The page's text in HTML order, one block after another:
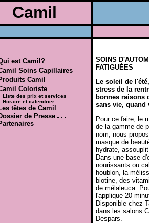
Camil
est Camil?
Soins Capillaires
Camil
Coloriste
Liste des prix et services
Horaire et calendrier
têtes de Camil
de Presse
SOINS
FATIGUÉES
Le soleil de
stress de la
bonnes raisons
sans vie, quand
Pour ce faire, le
de la gamme de
nom, nous
masque de
hydrate,
Dans une base
nourissants ou
houblon, la
biotine, des
de mélaleuca.
l'applique 20
Disponible chez
dans les salons
Despars.